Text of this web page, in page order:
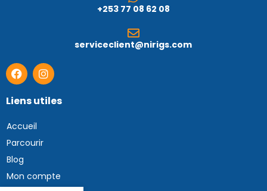
+253 77 08 62 08
serviceclient@nirigs.com
Liens utiles
Accueil
Parcourir
Blog
Mon compte